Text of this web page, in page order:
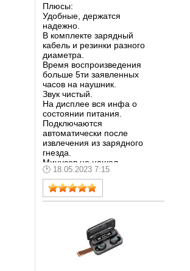
Плюсы:
Удобные, держатся
надежно.
В комплекте зарядный
кабель и резинки разного
диаметра.
Время воспроизведения
больше 5ти заявленных
часов на наушник.
Звук чистый.
На дисплее вся инфа о
состоянии питания.
Подключаются
автоматически после
извлечения из зарядного
гнезда.
Минусов не нашел.
Вызывает сомнения
функция пауербанка, ибо
емкость батареи кейса +-
950 мА/ч.
18.05.2023 7:15